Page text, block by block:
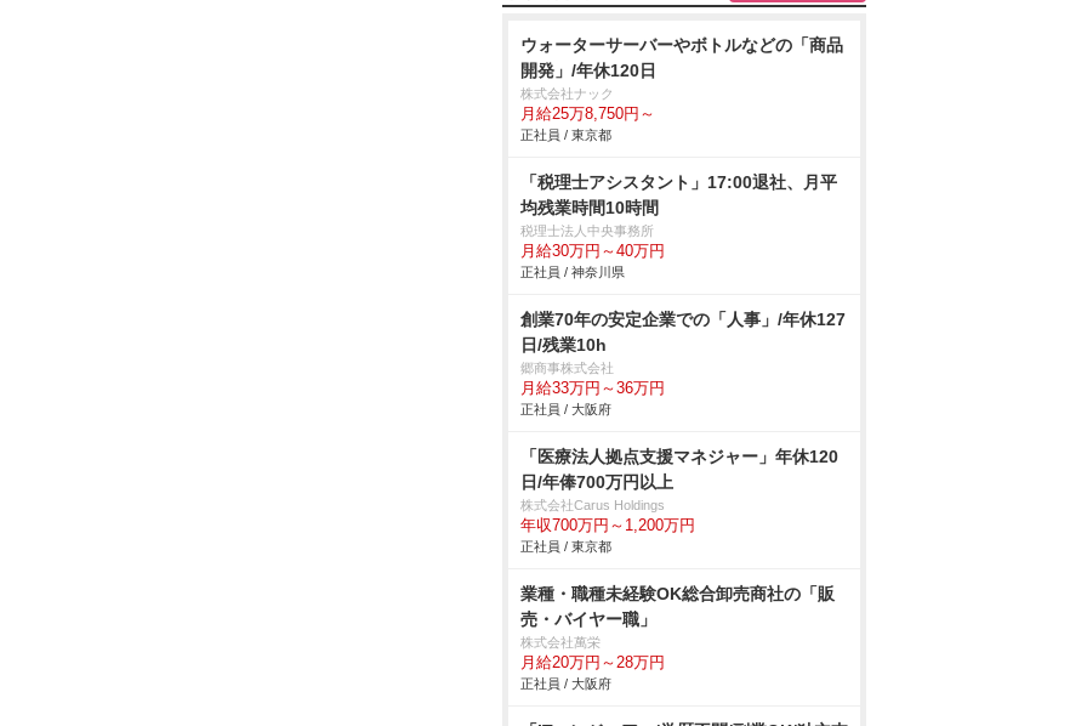
ウォーターサーバーやボトルなどの「商品
開発」/年休120日
株式会社ナック
月給25万8,750円～
正社員 / 東京都
「税理士アシスタント」17:00退社、月平
均残業時間10時間
税理士法人中央事務所
月給30万円～40万円
正社員 / 神奈川県
創業70年の安定企業での「人事」/年休127
日/残業10h
郷商事株式会社
月給33万円～36万円
正社員 / 大阪府
「医療法人拠点支援マネジャー」年休120
日/年俸700万円以上
株式会社Carus Holdings
年収700万円～1,200万円
正社員 / 東京都
業種・職種未経験OK総合卸売商社の「販
売・バイヤー職」
株式会社萬栄
月給20万円～28万円
正社員 / 大阪府